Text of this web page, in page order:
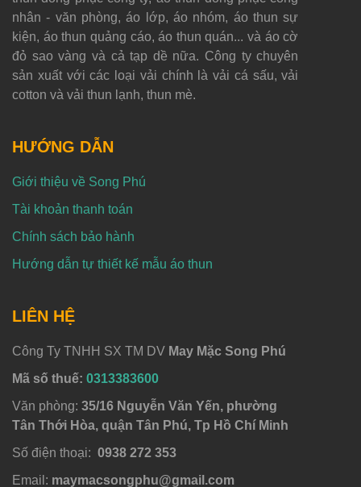
nhân - văn phòng, áo lớp, áo nhóm, áo thun sự
kiện, áo thun quảng cáo, áo thun quán... và áo cờ
đỏ sao vàng và cả tạp dề nữa. Công ty chuyên
sản xuất với các loại vải chính là vải cá sấu, vải
cotton và vải thun lạnh, thun mè.
HƯỚNG DẪN
Giới thiệu về Song Phú
Tài khoản thanh toán
Chính sách bảo hành
Hướng dẫn tự thiết kế mẫu áo thun
LIÊN HỆ
Công Ty TNHH SX TM DV May Mặc Song Phú
Mã số thuế: 0313383600
Văn phòng: 35/16 Nguyễn Văn Yến, phường
Tân Thới Hòa, quận Tân Phú, Tp Hồ Chí Minh
Số điện thoại: 0938 272 353
Email: maymacsongphu@gmail.com